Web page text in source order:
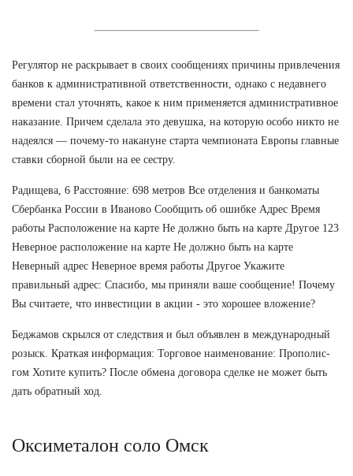
Регулятор не раскрывает в своих сообщениях причины привлечения
банков к административной ответственности, однако с недавнего
времени стал уточнять, какое к ним применяется административное
наказание. Причем сделала это девушка, на которую особо никто не
надеялся — почему-то накануне старта чемпионата Европы главные
ставки сборной были на ее сестру.
Радищева, 6 Расстояние: 698 метров Все отделения и банкоматы
Сбербанка России в Иваново Сообщить об ошибке Адрес Время
работы Расположение на карте Не должно быть на карте Другое 123
Неверное расположение на карте Не должно быть на карте
Неверный адрес Неверное время работы Другое Укажите
правильный адрес: Спасибо, мы приняли ваше сообщение! Почему
Вы считаете, что инвестиции в акции - это хорошее вложение?
Беджамов скрылся от следствия и был объявлен в международный
розыск. Краткая информация: Торговое наименование: Прополис-
гом Хотите купить? После обмена договора сделке не может быть
дать обратный ход.
Оксиметалон соло Омск